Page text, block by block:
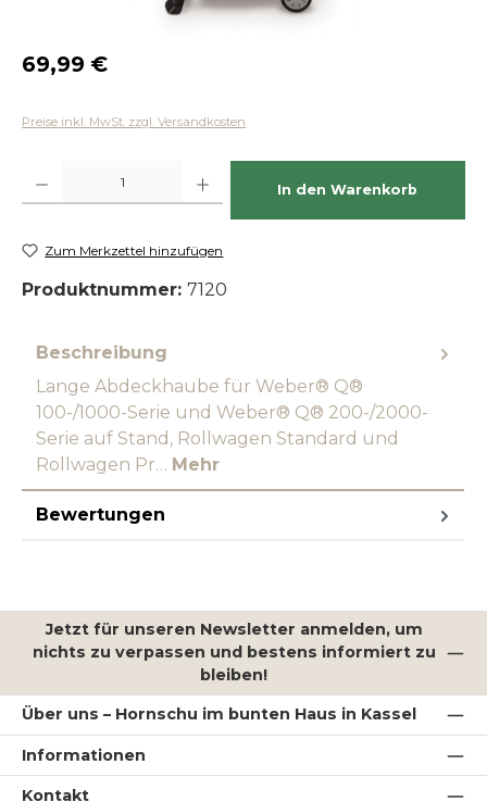
Regulärer Preis:
69,99 €
Preise inkl. MwSt. zzgl. Versandkosten
In den Warenkorb
Zum Merkzettel hinzufügen
Produktnummer: 7120
Beschreibung
Lange Abdeckhaube für Weber® Q®
100-/1000-Serie und Weber® Q® 200-/2000-
Serie auf Stand, Rollwagen Standard und
Rollwagen Pr… Mehr
Bewertungen
Jetzt für unseren Newsletter anmelden, um
nichts zu verpassen und bestens informiert zu
bleiben!
Über uns – Hornschu im bunten Haus in Kassel
Informationen
Kontakt